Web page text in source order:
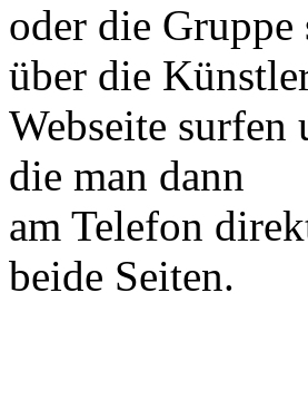
oder die Gruppe
über die
Webseite
die man dann
am Telefon
beide Seiten.